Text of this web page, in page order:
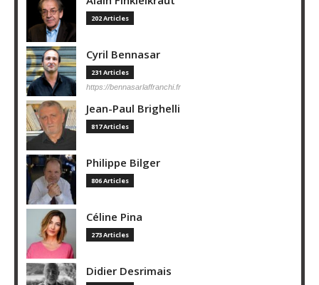
202 Articles
Cyril Bennasar
231 Articles
https://bennasarlaffranchi.fr
Jean-Paul Brighelli
817 Articles
Philippe Bilger
806 Articles
Céline Pina
273 Articles
Didier Desrimais